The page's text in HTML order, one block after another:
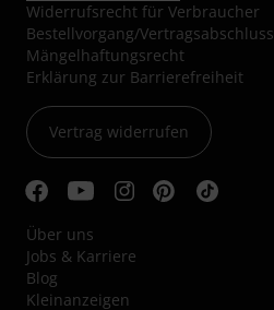
Widerrufsrecht für Verbraucher
Bestellvorgang/Vertragsabschluss
Mängelhaftungsrecht
Erklärung zur Barrierefreiheit
Vertrag widerrufen
Über uns
Jobs & Karriere
Blog
Kleinanzeigen